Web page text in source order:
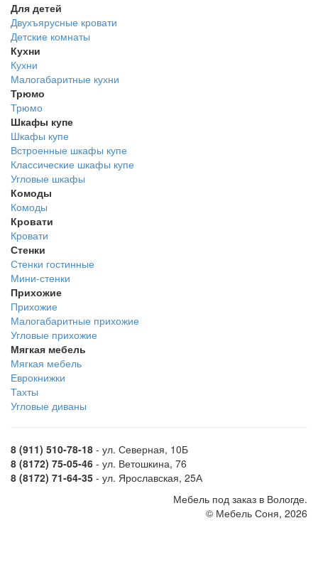
Для детей
Двухъярусные кровати
Детские комнаты
Кухни
Кухни
Малогабаритные кухни
Трюмо
Трюмо
Шкафы купе
Шкафы купе
Встроенные шкафы купе
Классические шкафы купе
Угловые шкафы
Комоды
Комоды
Кровати
Кровати
Стенки
Стенки гостинные
Мини-стенки
Прихожие
Прихожие
Малогабаритные прихожие
Угловые прихожие
Мягкая мебель
Мягкая мебель
Еврокнижки
Тахты
Угловые диваны
8 (911) 510-78-18 - ул. Северная, 10Б
8 (8172) 75-05-46 - ул. Ветошкина, 76
8 (8172) 71-64-35 - ул. Ярославская, 25А
Мебель под заказ в Вологде.
© Мебель Соня, 2026